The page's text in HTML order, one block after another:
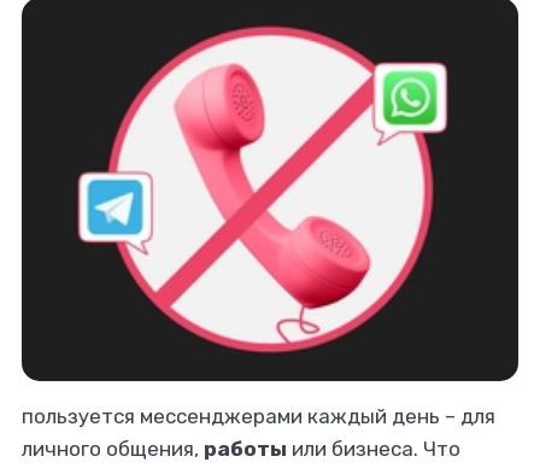
пользуется мессенджерами каждый день – для
личного общения, работы или бизнеса. Что